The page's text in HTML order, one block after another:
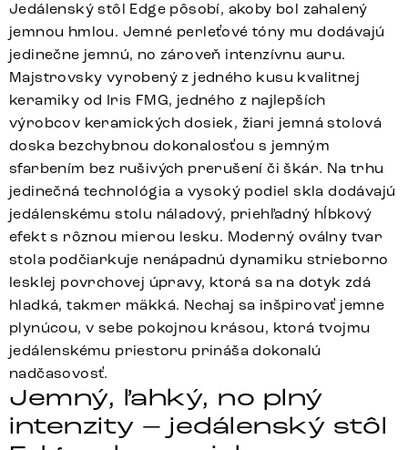
Jedálenský stôl Edge pôsobí, akoby bol zahalený
jemnou hmlou. Jemné perleťové tóny mu dodávajú
jedinečne jemnú, no zároveň intenzívnu auru.
Majstrovsky vyrobený z jedného kusu kvalitnej
keramiky od Iris FMG, jedného z najlepších
výrobcov keramických dosiek, žiari jemná stolová
doska bezchybnou dokonalosťou s jemným
sfarbením bez rušivých prerušení či škár. Na trhu
jedinečná technológia a vysoký podiel skla dodávajú
jedálenskému stolu náladový, priehľadný hĺbkový
efekt s rôznou mierou lesku. Moderný oválny tvar
stola podčiarkuje nenápadnú dynamiku strieborno
lesklej povrchovej úpravy, ktorá sa na dotyk zdá
hladká, takmer mäkká. Nechaj sa inšpirovať jemne
plynúcou, v sebe pokojnou krásou, ktorá tvojmu
jedálenskému priestoru prináša dokonalú
nadčasovosť.
Jemný, ľahký, no plný
intenzity – jedálenský stôl